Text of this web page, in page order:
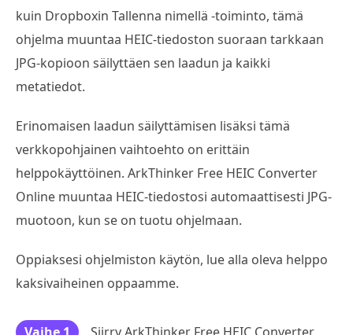
kuin Dropboxin Tallenna nimellä -toiminto, tämä
ohjelma muuntaa HEIC-tiedoston suoraan tarkkaan
JPG-kopioon säilyttäen sen laadun ja kaikki
metatiedot.
Erinomaisen laadun säilyttämisen lisäksi tämä
verkkopohjainen vaihtoehto on erittäin
helppokäyttöinen. ArkThinker Free HEIC Converter
Online muuntaa HEIC-tiedostosi automaattisesti JPG-
muotoon, kun se on tuotu ohjelmaan.
Oppiaksesi ohjelmiston käytön, lue alla oleva helppo
kaksivaiheinen oppaamme.